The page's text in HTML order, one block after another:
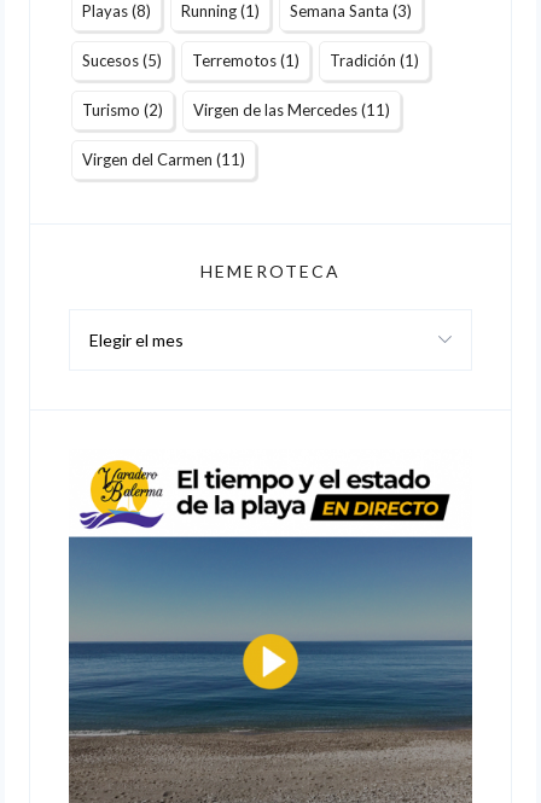
Playas(8) Running(1) Semana Santa (3)
Sucesos(5) Terremotos(1) Tradición (1)
Turismo (2) Virgen de las Mercedes(11)
Virgen del Carmen (11)
HEMEROTECA